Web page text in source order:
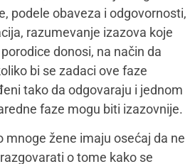
za prevazilaženje stresa u
za ženu, čine rodne i polne
uloga žene, majke,
koja su
Balkana koja su
za doba u kome
jeste da revidiramo šta